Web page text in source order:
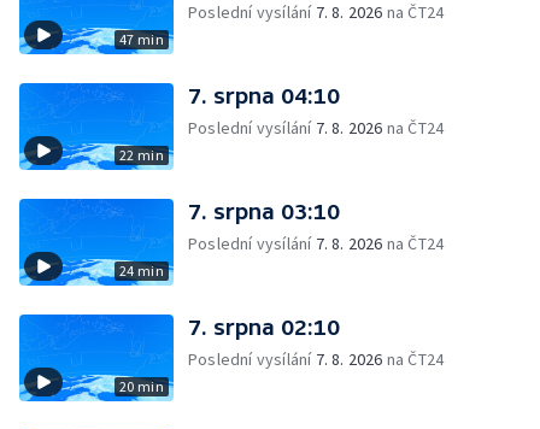
47 min
Poslední vysílání 7. 8. 2026 na ČT24
22 min
7. srpna 04:10
Poslední vysílání 7. 8. 2026 na ČT24
24 min
7. srpna 03:10
Poslední vysílání 7. 8. 2026 na ČT24
20 min
7. srpna 02:10
Poslední vysílání 7. 8. 2026 na ČT24